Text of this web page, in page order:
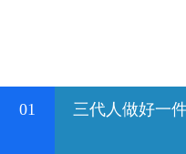
01 三代人做好一